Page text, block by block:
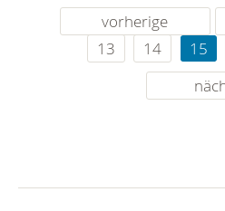
vorherige
13
14 15